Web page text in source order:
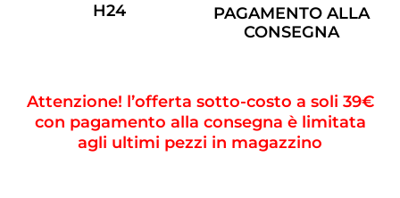
H24
PAGAMENTO ALLA
CONSEGNA
Attenzione! l’offerta sotto-costo a soli 39€
con pagamento alla consegna è limitata
agli ultimi pezzi in magazzino